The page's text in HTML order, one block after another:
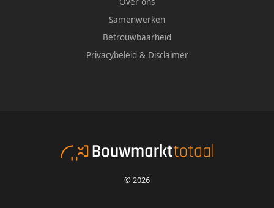
Samenwerken
Betrouwbaarheid
Privacybeleid & Disclaimer
© 2026